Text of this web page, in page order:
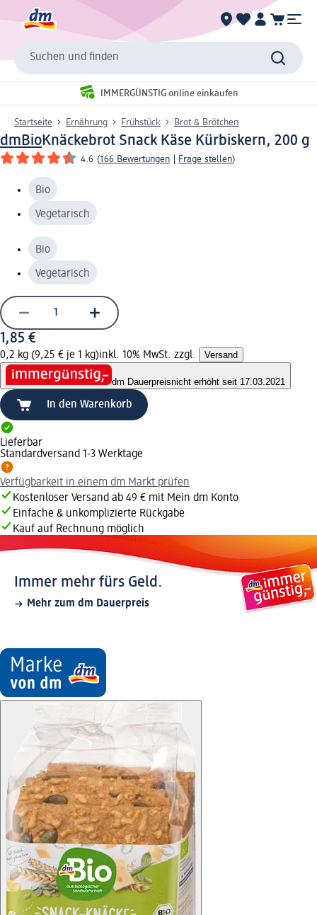
Suchen und finden
IMMERGÜNSTIG online einkaufen
Startseite Ernährung Frühstück Brot & Brötchen
dmBioKnäckebrot Snack Käse Kürbiskern, 200 g
4.6 (166 Bewertungen Frage stellen)
Bio
Vegetarisch
Bio
Vegetarisch
1,85 €
0,2 kg (9,25 € je 1 kg)inkl. 10% MwSt. zzgl. Versand
dm Dauerpreisnicht erhöht seit 17.03.2021
In den Warenkorb
Lieferbar
Standardversand 1-3 Werktage
Verfügbarkeit in einem dm Markt prüfen
Kostenloser Versand ab 49 € mit Mein dm Konto
Einfache & unkomplizierte Rückgabe
Kauf auf Rechnung möglich
Immer mehr fürs Geld.
Mehr zum dm Dauerpreis